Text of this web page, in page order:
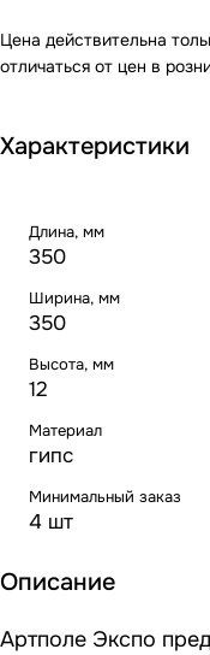
Цена действительна
отличаться от цен в
Характеристики
Длина, мм
350
Ширина, мм
350
Высота, мм
12
Материал
гипс
Минимальный заказ
4 шт
Описание
Артполе Экспо